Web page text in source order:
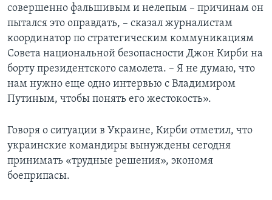
совершенно фальшивым и нелепым – причинам он
пытался это оправдать, – сказал журналистам
координатор по стратегическим коммуникациям
Совета национальной безопасности Джон Кирби на
борту президентского самолета. – Я не думаю, что
нам нужно еще одно интервью с Владимиром
Путиным, чтобы понять его жестокость».
Говоря о ситуации в Украине, Кирби отметил, что
украинские командиры вынуждены сегодня
принимать «трудные решения», экономя
боеприпасы.